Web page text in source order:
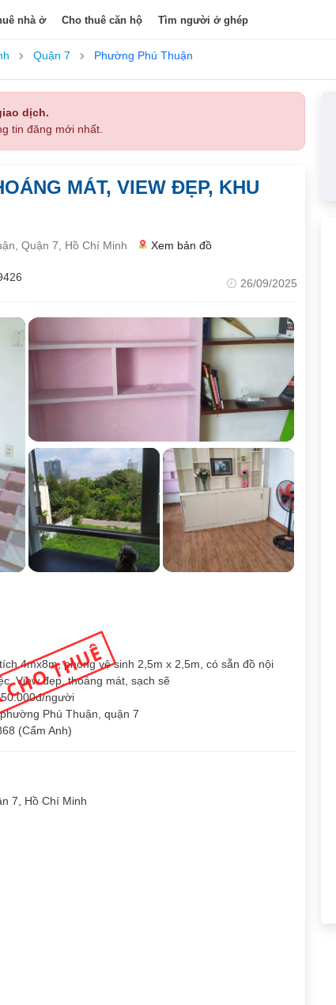
nhà ở Cho thuê căn hộ Tìm người ở ghép
Quận 7 Phường Phú Thuận
dịch.
tin đăng mới nhất.
MÁT, VIEW ĐẸP, KHU
Quận 7, Hồ Chí Minh Xem bản đồ
26/09/2025
4mx8m, phòng vệ sinh 2,5m x 2,5m, có sẵn đồ nội
View đẹp, thoáng mát, sạch sẽ
người
Phú Thuận, quận 7
(Cẩm Anh)
7, Hồ Chí Minh